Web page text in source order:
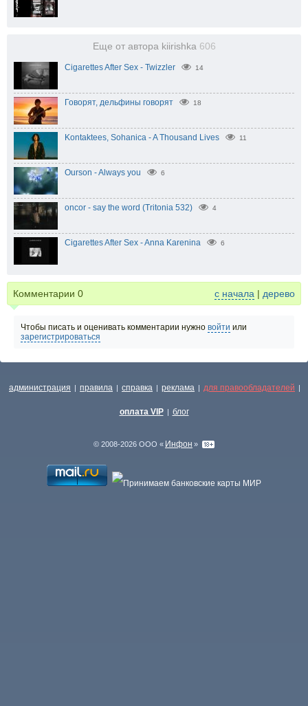
Еще от автора kiirishka 606
Cigarettes After Sex - Twizzler 14
Говорят, дельфины говорят 18
Kontaktees, Sohanica - A Thousand Lives 11
Ourson - Always you 6
oncor - say the word (Tritonia 532) 4
Cigarettes After Sex - Anna Karenina 6
Комментарии 0 с начала | дерево
Чтобы писать и оценивать комментарии нужно войти или
зарегистрироваться
администрация | правила | справка | реклама | для правообладателей |
оплата VIP | блог
© 2008-2026 ООО « Инфон »